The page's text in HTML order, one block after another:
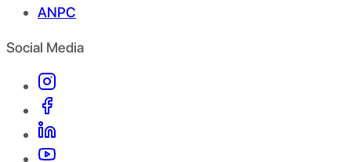
ANPC
Social Media